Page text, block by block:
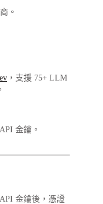
。
，支援 75+ LLM
金鑰。
金鑰後，憑證